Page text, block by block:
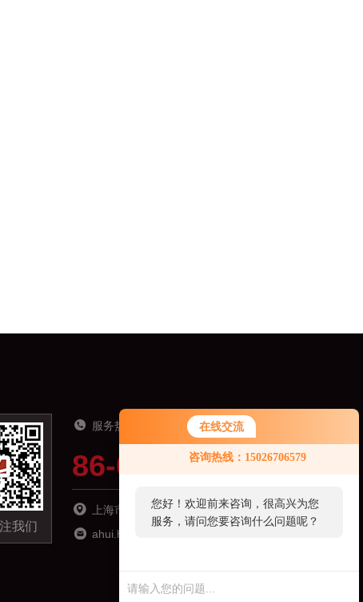
在线交流
咨询热线：15026706579
您好！欢迎前来咨询，很高兴为您
服务，请问您要咨询什么问题呢？
我们
服务热线
86-021-51691919
上海市松江区南乐路1276弄115号8号楼6楼
ahui.hu@zhyqsensor.com